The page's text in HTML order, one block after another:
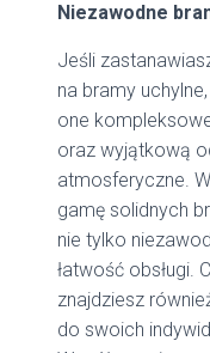
Niezawodne
Jeśli
na bramy
one
oraz wyjątkową
atmosferyczne.
gamę solidnych
nie tylko
łatwość obsługi.
znajdziesz
do swoich